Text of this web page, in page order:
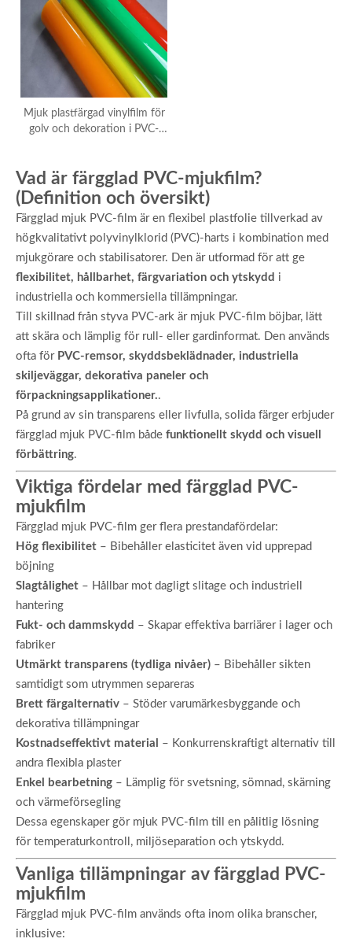
Mjuk plastfärgad vinylfilm för
golv och dekoration i PVC-
Vad är färgglad PVC-mjukfilm?
(Definition och översikt)
Färgglad mjuk PVC-film är en flexibel plastfolie tillverkad av
högkvalitativt polyvinylklorid (PVC)-harts i kombination med
mjukgörare och stabilisatorer. Den är utformad för att ge
flexibilitet, hållbarhet, färgvariation och ytskydd i
industriella och kommersiella tillämpningar.
Till skillnad från styva PVC-ark är mjuk PVC-film böjbar, lätt
att skära och lämplig för rull- eller gardinformat. Den används
ofta för PVC-remsor, skyddsbeklädnader, industriella
skiljeväggar, dekorativa paneler och
förpackningsapplikationer..
På grund av sin transparens eller livfulla, solida färger erbjuder
färgglad mjuk PVC-film både funktionellt skydd och visuell
förbättring.
Viktiga fördelar med färgglad PVC-
mjukfilm
Färgglad mjuk PVC-film ger flera prestandafördelar:
Hög flexibilitet – Bibehåller elasticitet även vid upprepad
böjning
Slagtålighet – Hållbar mot dagligt slitage och industriell
hantering
Fukt- och dammskydd – Skapar effektiva barriärer i lager och
fabriker
Utmärkt transparens (tydliga nivåer) – Bibehåller sikten
samtidigt som utrymmen separeras
Brett färgalternativ – Stöder varumärkesbyggande och
dekorativa tillämpningar
Kostnadseffektivt material – Konkurrenskraftigt alternativ till
andra flexibla plaster
Enkel bearbetning – Lämplig för svetsning, sömnad, skärning
och värmeförsegling
Dessa egenskaper gör mjuk PVC-film till en pålitlig lösning
för temperaturkontroll, miljöseparation och ytskydd.
Vanliga tillämpningar av färgglad PVC-
mjukfilm
Färgglad mjuk PVC-film används ofta inom olika branscher,
inklusive: